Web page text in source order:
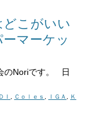
こがいい
マーケッ
のNoriです。 日
Ｉ , Ｃｏｌｅｓ , ＩＧＡ ,
Ｋ